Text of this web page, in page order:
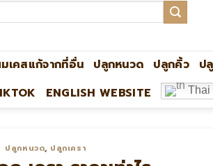
เคสแก้จากที่อื่น ปลูกหนวด ปลูกคิ้ว ป
ENGLISH WEBSITE Thai
ปลูกหนวด, ปลูกเครา